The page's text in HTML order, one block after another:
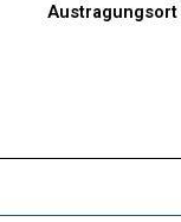
Austragungsort